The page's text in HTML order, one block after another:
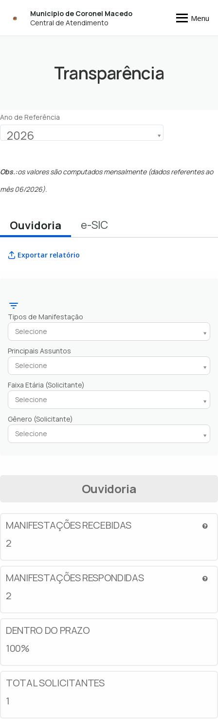
Municipio de Coronel Macedo
Central de Atendimento
Menu
Transparência
Ano de Referência
2026
Obs.:os valores são computados mensalmente (dados referentes ao
mês 06/2026).
Ouvidoria e-SIC
Exportar relatório
Tipos de Manifestação
Selecione
Principais Assuntos
Selecione
Faixa Etária (Solicitante)
Selecione
Gênero (Solicitante)
Selecione
Ouvidoria
MANIFESTAÇÕES RECEBIDAS
2
MANIFESTAÇÕES RESPONDIDAS
2
DENTRO DO PRAZO
100%
TOTAL SOLICITANTES
1